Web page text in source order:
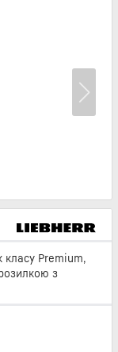
класу Premium,
з